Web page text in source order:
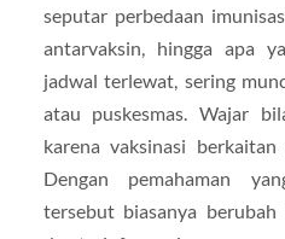
seputar perbedaan
antarvaksin, hingga apa
jadwal terlewat, sering
atau puskesmas. Wajar
karena vaksinasi berkaitan
Dengan pemahaman
tersebut biasanya